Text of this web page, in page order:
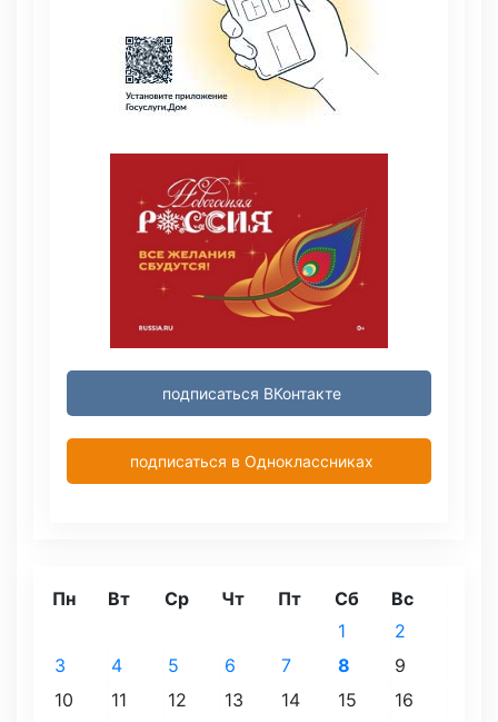
подписаться ВКонтакте
подписаться в Одноклассниках
Пн Вт Ср Чт Пт Сб Вс
1
2
3
4 5 6 7 8
9
10
11 12 13 14 15
16